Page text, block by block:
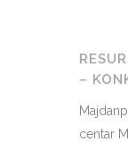
–
centar